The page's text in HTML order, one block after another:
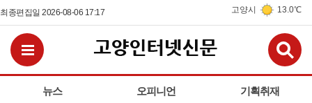
최종편집일 2026-08-06 17:17 고양시 13.0℃
뉴스 오피니언 기획취재
전체메뉴보기